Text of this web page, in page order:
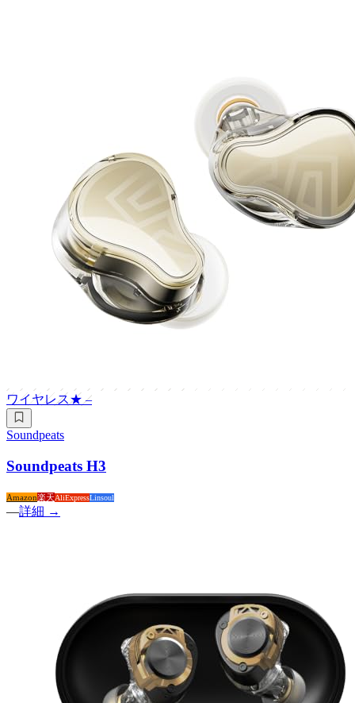
ワイヤレス★–
Soundpeats
Soundpeats H3
Amazon楽天AliExpressLinsoul
—詳細 →